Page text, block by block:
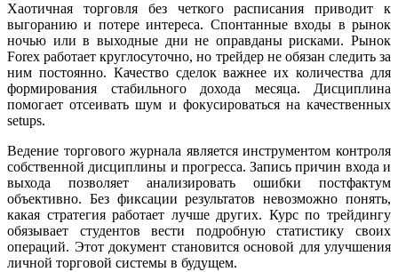
Хаотичная торговля без четкого расписания приводит к
выгоранию и потере интереса. Спонтанные входы в рынок
ночью или в выходные дни не оправданы рисками. Рынок
Forex работает круглосуточно, но трейдер не обязан следить за
ним постоянно. Качество сделок важнее их количества для
формирования стабильного дохода месяца. Дисциплина
помогает отсеивать шум и фокусироваться на качественных
setups.
Ведение торгового журнала является инструментом контроля
собственной дисциплины и прогресса. Запись причин входа и
выхода позволяет анализировать ошибки постфактум
объективно. Без фиксации результатов невозможно понять,
какая стратегия работает лучше других. Курс по трейдингу
обязывает студентов вести подробную статистику своих
операций. Этот документ становится основой для улучшения
личной торговой системы в будущем.